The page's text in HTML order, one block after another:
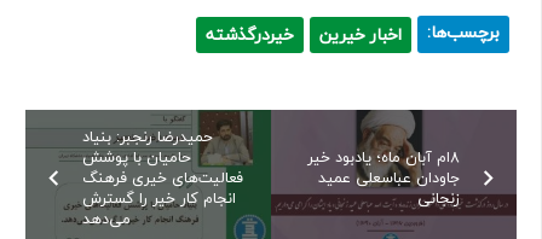
برچسب‌ها: اخبار خیرین خیردرگذشته
حمیدرضا رنجبر: بنیاد
حامیان با پوشش
فعالیت‌های خیری فرهنگ
انجام کار خیر را گسترش
می‌دهد
8ام آبان ماه؛ یادبود خیر
جاودان عباسعلی عمید
زنجانی